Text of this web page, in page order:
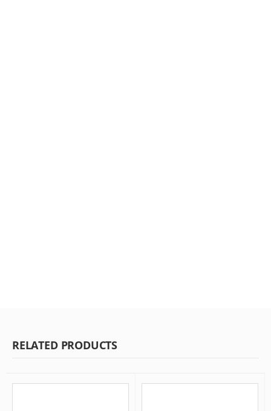
RELATED PRODUCTS